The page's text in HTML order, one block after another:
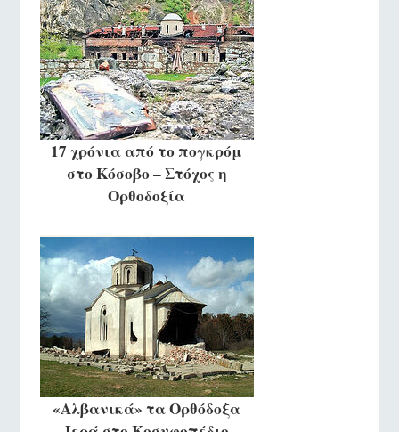
17 χρόνια από το πογκρόμ
στο Κόσοβο – Στόχος η
Ορθοδοξία
«Αλβανικά» τα Ορθόδοξα